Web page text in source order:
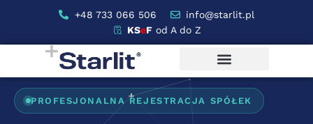
+48 733 066 506
info@starlit.pl
KSeF od A do Z
PROFESJONALNA REJESTRACJA SPÓŁEK